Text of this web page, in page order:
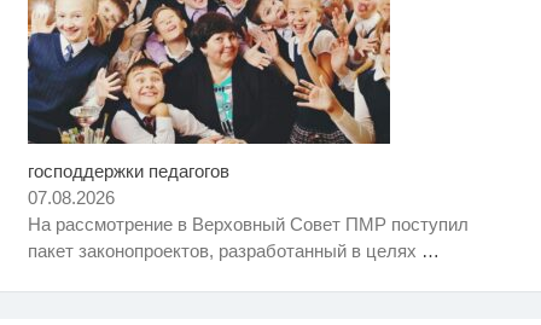
господдержки педагогов
07.08.2026
На рассмотрение в Верховный Совет ПМР поступил
пакет законопроектов, разработанный в целях …
Королева вагона отожгла! Видео
Этот танец невесты оставит вас
без слов! Пересмотрела 10 раз